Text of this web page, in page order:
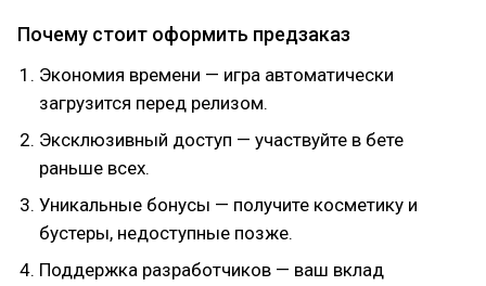
Почему стоит оформить предзаказ
Экономия времени — игра автоматически
загрузится перед релизом.
Эксклюзивный доступ — участвуйте в бете
раньше всех.
Уникальные бонусы — получите косметику и
бустеры, недоступные позже.
Поддержка разработчиков — ваш вклад